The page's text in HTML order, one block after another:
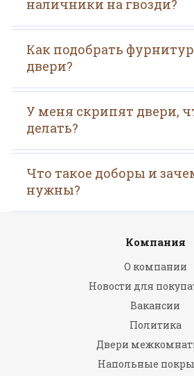
наличники на гвозди?
Как подобрать
двери?
У меня скрипят двери,
делать?
Что такое доборы и
нужны?
Компания
О компании
Новости для
Вакансии
Политика
Двери
Напольные